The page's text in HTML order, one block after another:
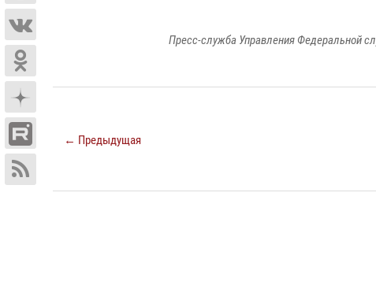
Пресс-служба Управления Федеральной
← Предыдущая